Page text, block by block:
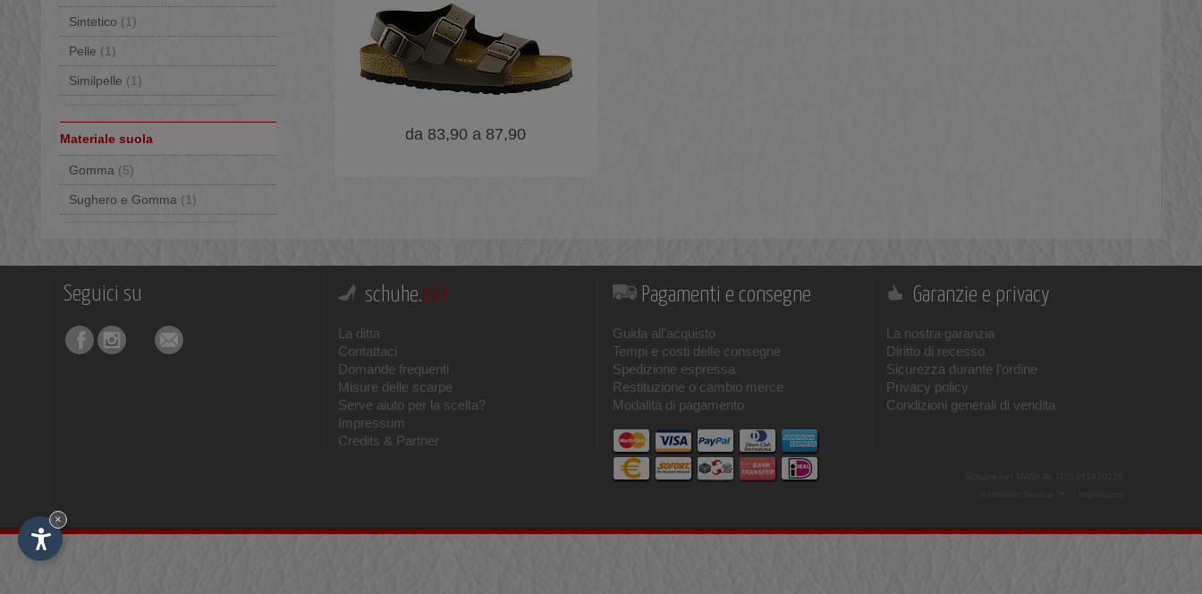
Sintetico (1)
Pelle (1)
Similpelle (1)
Materiale suola
Gomma (5)
Sughero e Gomma (1)
da 83,90 a 87,90
Seguici su schuhe.net
La ditta
Contattaci
Domande frequenti
Misure delle scarpe
Serve aiuto per la scelta?
Impressum
Credits & Partner
Pagamenti e consegne
Guida all'acquisto
Tempi e costi delle consegne
Spedizione espressa
Restituzione o cambio merce
Modalità di pagamento
Garanzie e privacy
La nostra garanzia
Diritto di recesso
Sicurezza durante l'ordine
Privacy policy
Condizioni generali di vendita
×